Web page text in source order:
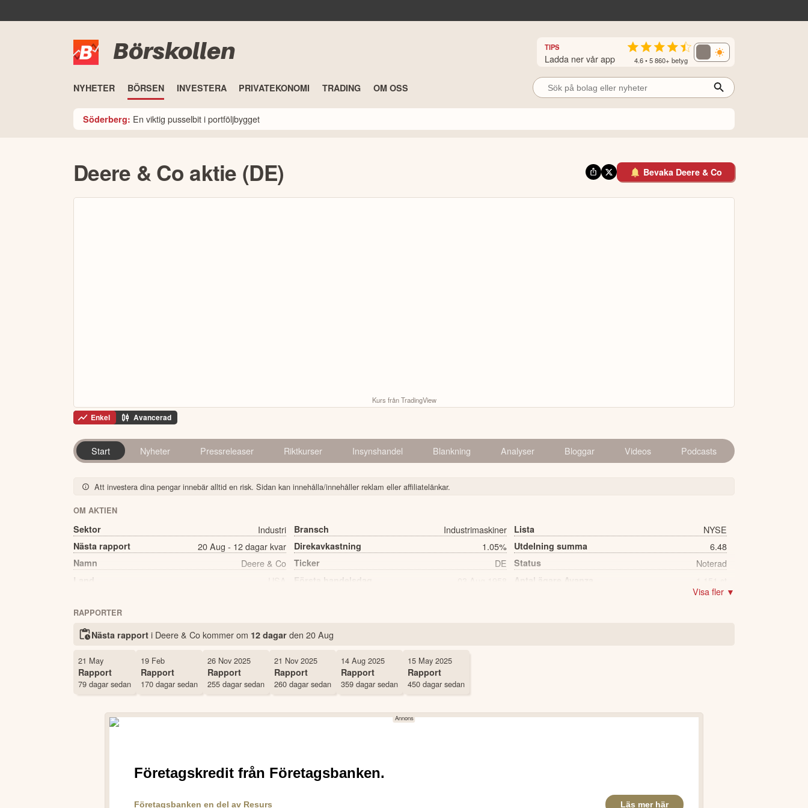
Börskollen TIPS
Ladda ner vår app 4.6 • 5 860+ betyg
NYHETER BÖRSEN INVESTERA PRIVATEKONOMI TRADING OM OSS
Söderberg: En viktig pusselbit i portföljbygget
Deere & Co aktie (DE) Bevaka Deere & Co
Kurs från TradingView
Enkel Avancerad
Start Nyheter Pressreleaser Riktkurser Insynshandel Blankning Analyser Bloggar Videos Podcasts
Att investera dina pengar innebär alltid en risk. Sidan kan innehålla/innehåller reklam eller affiliatelänkar.
OM AKTIEN
Sektor Industri Bransch Industrimaskiner Lista NYSE
Nästa rapport 20 Aug - 12 dagar kvar Direkavkastning 1.05% Utdelning summa 6.48
Namn Deere & Co Ticker DE Status Noterad
Land USA Första handelsdag 03 Aug 1958 Antal ägare Avanza
720 st
Visa fler ▼
RAPPORTER
Nästa rapport i Deere & Co kommerom 12 dagar den 20 Aug
21 May
Rapport
79 dagar sedan
19 Feb
Rapport
170 dagar sedan
26 Nov 2025
Rapport
255 dagar sedan
21 Nov 2025
Rapport
260 dagar sedan
14 Aug 2025
Rapport
359 dagar sedan
15 May 2025
Rapport
450 dagar sedan